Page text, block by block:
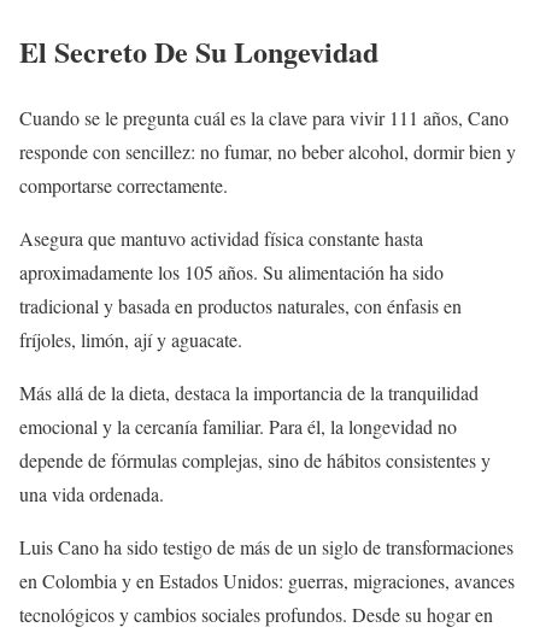
El Secreto De Su Longevidad
Cuando se le pregunta cuál es la clave para vivir 111 años, Cano
responde con sencillez: no fumar, no beber alcohol, dormir bien y
comportarse correctamente.
Asegura que mantuvo actividad física constante hasta
aproximadamente los 105 años. Su alimentación ha sido
tradicional y basada en productos naturales, con énfasis en
fríjoles, limón, ají y aguacate.
Más allá de la dieta, destaca la importancia de la tranquilidad
emocional y la cercanía familiar. Para él, la longevidad no
depende de fórmulas complejas, sino de hábitos consistentes y
una vida ordenada.
Luis Cano ha sido testigo de más de un siglo de transformaciones
en Colombia y en Estados Unidos: guerras, migraciones, avances
tecnológicos y cambios sociales profundos. Desde su hogar en